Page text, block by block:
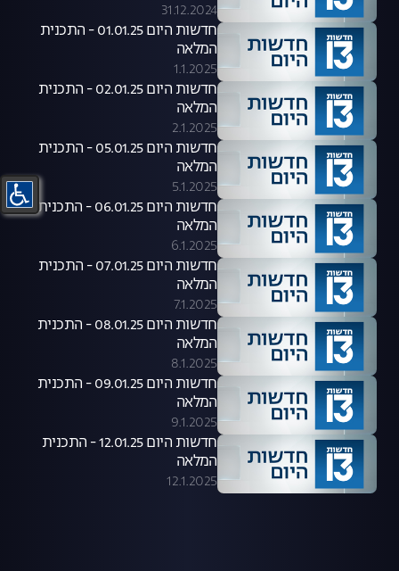
31.12.2024
חדשות היום 01.01.25 - התכנית
המלאה
1.1.2025
חדשות היום 02.01.25 - התכנית
המלאה
2.1.2025
חדשות היום 05.01.25 - התכנית
המלאה
5.1.2025
חדשות היום 06.01.25 - התכנית
המלאה
6.1.2025
חדשות היום 07.01.25 - התכנית
המלאה
7.1.2025
חדשות היום 08.01.25 - התכנית
המלאה
8.1.2025
חדשות היום 09.01.25 - התכנית
המלאה
9.1.2025
חדשות היום 12.01.25 - התכנית
המלאה
12.1.2025